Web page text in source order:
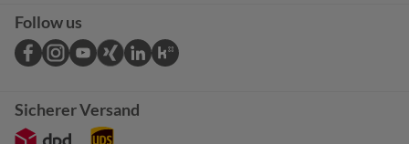
Follow us
Sicherer Versand